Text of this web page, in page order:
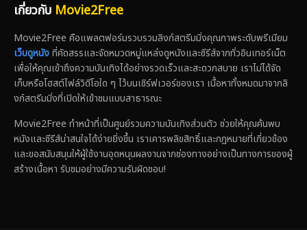
เกี่ยวกับ Movie2Free
Movie2Free คือแพลตฟอร์มรวบรวมลิงก์สตรีมมิ่งคุณภาพระดับพรีเมียม
เว็บดูหนังที่คัดสรรและจัดหมวดหมู่แหล่งดูหนังและซีรีส์จากทั่วอินเทอร์เน็ต
เพื่อให้คุณเข้าถึงความบันเทิงได้อย่างรวดเร็วและสะดวกสบาย เราไม่ได้จัด
เก็บหรือโฮสต์ไฟล์วิดีโอใด ๆ ไว้บนเซิร์ฟเวอร์ของเรา เนื้อหาทั้งหมดมาจากลิ
งก์สตรีมมิ่งที่เปิดให้เข้าชมแบบสาธารณะ
Movie2Free ทำหน้าที่เป็นศูนย์รวมความบันเทิงส่วนตัว ช่วยให้คุณค้นพบ
หนังและซีรีส์น่าสนใจได้ง่ายยิ่งขึ้น เราเคารพลิขสิทธิ์และกฎหมายที่เกี่ยวข้อง
และขอสนับสนุนให้ผู้ใช้งานอุดหนุนผลงานจากช่องทางอย่างเป็นทางการของผู้
สร้างเนื้อหา รับชมอย่างมีความรับผิดชอบ!